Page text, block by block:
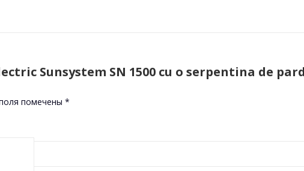
Sunsystem SN 1500 cu o serpentina de
помечены *